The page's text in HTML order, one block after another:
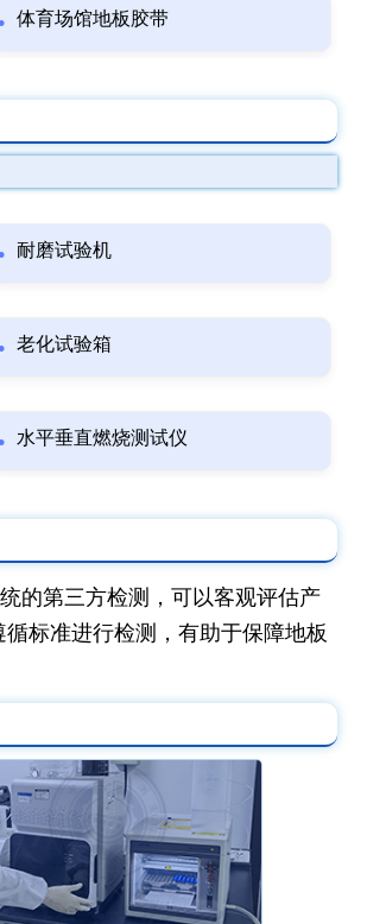
体育场馆地板胶带
耐磨试验机
老化试验箱
水平垂直燃烧测试仪
的第三方检测，可以客观评估产
标准进行检测，有助于保障地板